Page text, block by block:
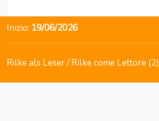
Inizio: 19/06/2026
Rilke als Leser / Rilke come Lettore (2)